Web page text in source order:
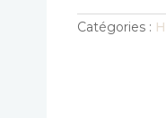
maxi
vert
d'eau
Catégories :